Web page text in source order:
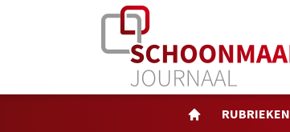
RUBRIEKEN